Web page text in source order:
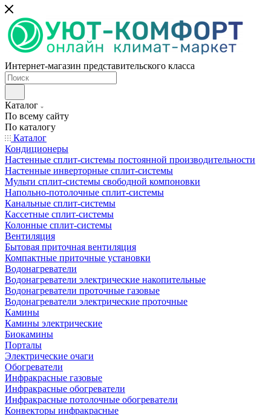
Интернет-магазин представительского класса
Каталог
По всему сайту
По каталогу
Каталог
Кондиционеры
Настенные сплит-системы постоянной производительности
Настенные инверторные сплит-системы
Мульти сплит-системы свободной компоновки
Напольно-потолочные сплит-системы
Канальные сплит-системы
Кассетные сплит-системы
Колонные сплит-системы
Вентиляция
Бытовая приточная вентиляция
Компактные приточные установки
Водонагреватели
Водонагреватели электрические накопительные
Водонагреватели проточные газовые
Водонагреватели электрические проточные
Камины
Камины электрические
Биокамины
Порталы
Электрические очаги
Обогреватели
Инфракрасные газовые
Инфракрасные обогреватели
Инфракрасные потолочные обогреватели
Конвекторы инфракрасные